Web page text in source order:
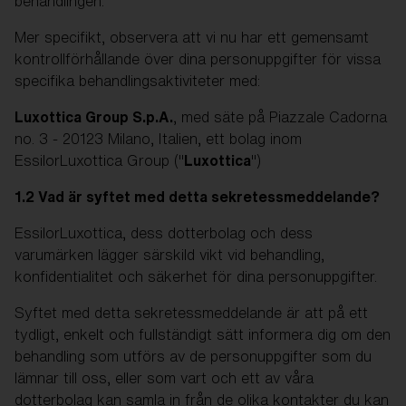
Mer specifikt, observera att vi nu har ett gemensamt
kontrollförhållande över dina personuppgifter för vissa
specifika behandlingsaktiviteter med:
Luxottica Group S.p.A. , med säte på Piazzale Cadorna
no. 3 - 20123 Milano, Italien, ett bolag inom
EssilorLuxottica Group (" Luxottica")
1.2 Vad är syftet med detta sekretessmeddelande?
EssilorLuxottica, dess dotterbolag och dess
varumärken lägger särskild vikt vid behandling,
konfidentialitet och säkerhet för dina personuppgifter.
Syftet med detta sekretessmeddelande är att på ett
tydligt, enkelt och fullständigt sätt informera dig om den
behandling som utförs av de personuppgifter som du
lämnar till oss, eller som vart och ett av våra
dotterbolag kan samla in från de olika kontakter du kan